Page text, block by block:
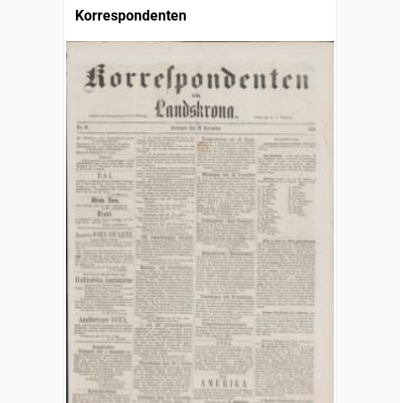
Korrespondenten